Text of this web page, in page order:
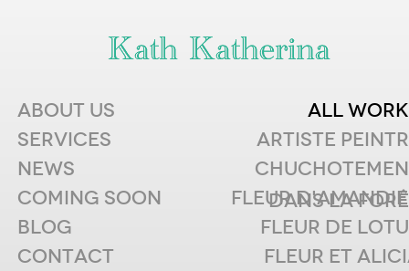
ABOUT US
SERVICES
NEWS
COMING SOON
BLOG
CONTACT
ALL
ARTISTE
DANS LA
FLEUR
FLEUR DE
FLEUR ET